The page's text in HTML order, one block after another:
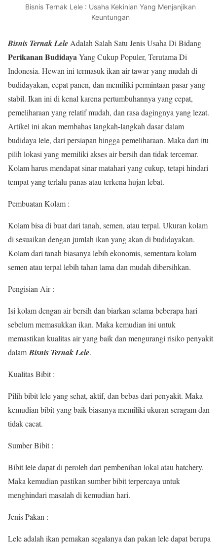
Bisnis Ternak Lele : Usaha Kekinian Yang Menjanjikan
Keuntungan
Bisnis Ternak Lele Adalah Salah Satu Jenis Usaha Di Bidang
PerikananBudidayaYang Cukup Populer, Terutama Di
Indonesia. Hewan ini termasuk ikan air tawar yang mudah di
budidayakan, cepat panen, dan memiliki permintaan pasar yang
stabil. Ikan ini di kenal karena pertumbuhannya yang cepat,
pemeliharaan yang relatif mudah, dan rasa dagingnya yang lezat.
Artikel ini akan membahas langkah-langkah dasar dalam
budidaya lele, dari persiapan hingga pemeliharaan. Maka dari itu
pilih lokasi yang memiliki akses air bersih dan tidak tercemar.
Kolam harus mendapat sinar matahari yang cukup, tetapi hindari
tempat yang terlalu panas atau terkena hujan lebat.
Pembuatan Kolam :
Kolam bisa di buat dari tanah, semen, atau terpal. Ukuran kolam
di sesuaikan dengan jumlah ikan yang akan di budidayakan.
Kolam dari tanah biasanya lebih ekonomis, sementara kolam
semen atau terpal lebih tahan lama dan mudah dibersihkan.
Pengisian Air :
Isi kolam dengan air bersih dan biarkan selama beberapa hari
sebelum memasukkan ikan. Maka kemudian ini untuk
memastikan kualitas air yang baik dan mengurangi risiko penyakit
dalam Bisnis Ternak Lele.
Kualitas Bibit :
Pilih bibit lele yang sehat, aktif, dan bebas dari penyakit. Maka
kemudian bibit yang baik biasanya memiliki ukuran seragam dan
tidak cacat.
Sumber Bibit :
Bibit lele dapat di peroleh dari pembenihan lokal atau hatchery.
Maka kemudian pastikan sumber bibit terpercaya untuk
menghindari masalah di kemudian hari.
Jenis Pakan :
Lele adalah ikan pemakan segalanya dan pakan lele dapat berupa